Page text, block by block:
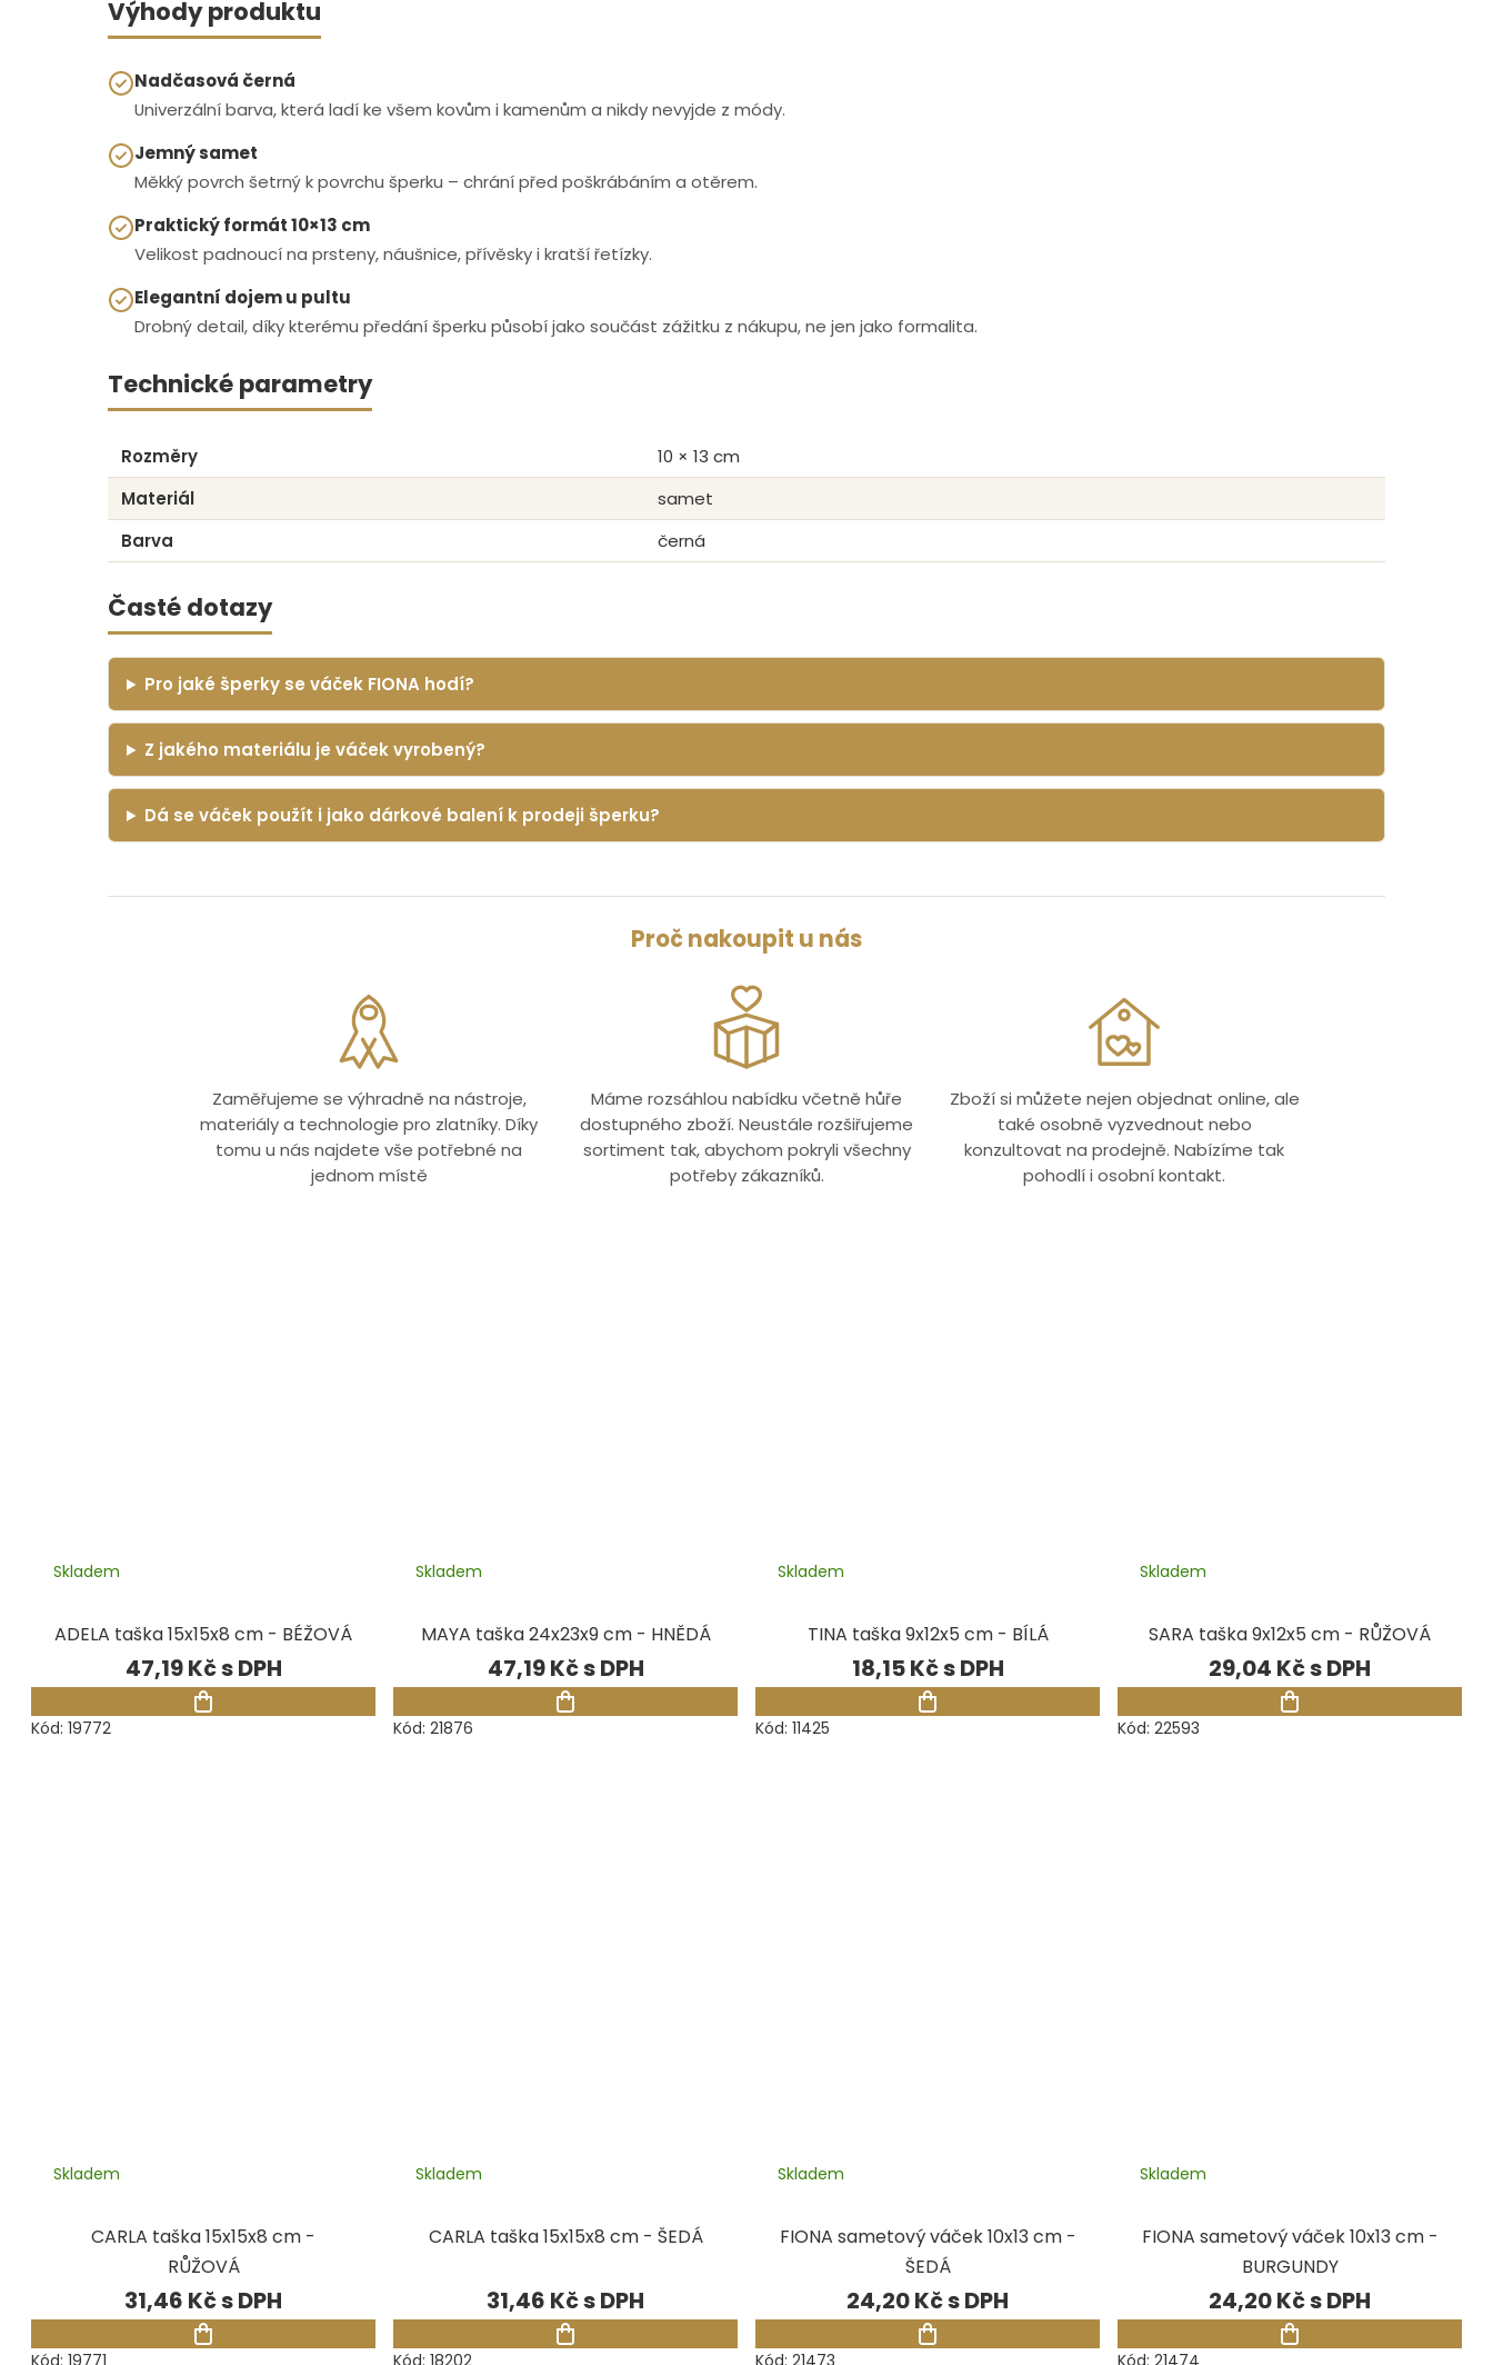
Výhody produktu
Nadčasová černá
Univerzální barva, která ladí ke všem kovům i kamenům a nikdy nevyjde z módy.
Jemný samet
Měkký povrch šetrný k povrchu šperku – chrání před poškrábáním a otěrem.
Praktický formát 10×13 cm
Velikost padnoucí na prsteny, náušnice, přívěsky i kratší řetízky.
Elegantní dojem u pultu
Drobný detail, díky kterému předání šperku působí jako součást zážitku z nákupu, ne jen jako formalita.
Technické parametry
Rozměry
10 × 13 cm
Materiál
samet
Barva
černá
Časté dotazy
Pro jaké šperky se váček FIONA hodí?
Z jakého materiálu je váček vyrobený?
Dá se váček použít i jako dárkové balení k prodeji šperku?
Proč nakoupit u nás
Zaměřujeme se výhradně na nástroje,
materiály a technologie pro zlatníky. Díky
tomu u nás najdete vše potřebné na
jednom místě
Máme rozsáhlou nabídku včetně hůře
dostupného zboží. Neustále rozšiřujeme
sortiment tak, abychom pokryli všechny
potřeby zákazníků.
Zboží si můžete nejen objednat online, ale
také osobně vyzvednout nebo
konzultovat na prodejně. Nabízíme tak
pohodlí i osobní kontakt.
ADELA taška 15x15x8 cm - BÉŽOVÁ
Skladem
47,19 Kč
Kód: 19772
MAYA taška 24x23x9 cm - HNĚDÁ
Skladem
47,19 Kč
Kód: 21876
TINA taška 9x12x5 cm - BÍLÁ
Skladem
18,15 Kč
Kód: 11425
SARA taška 9x12x5 cm - RŮŽOVÁ
Skladem
29,04 Kč
Kód: 22593
CARLA taška 15x15x8 cm -
RŮŽOVÁ
Skladem
31,46 Kč
Kód: 19771
CARLA taška 15x15x8 cm - ŠEDÁ
Skladem
31,46 Kč
Kód: 18202
FIONA sametový váček 10x13 cm -
ŠEDÁ
Skladem
24,20 Kč
Kód: 21473
FIONA sametový váček 10x13 cm -
BURGUNDY
Skladem
24,20 Kč
Kód: 21474